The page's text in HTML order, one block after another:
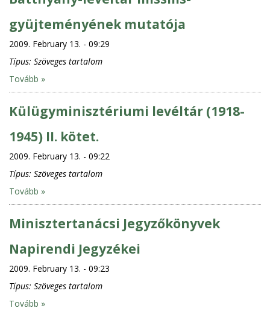
gyüjteményének mutatója
2009. February 13. - 09:29
Típus: Szöveges tartalom
Tovább »
Külügyminisztériumi levéltár (1918-
1945) II. kötet.
2009. February 13. - 09:22
Típus: Szöveges tartalom
Tovább »
Minisztertanácsi Jegyzőkönyvek
Napirendi Jegyzékei
2009. February 13. - 09:23
Típus: Szöveges tartalom
Tovább »